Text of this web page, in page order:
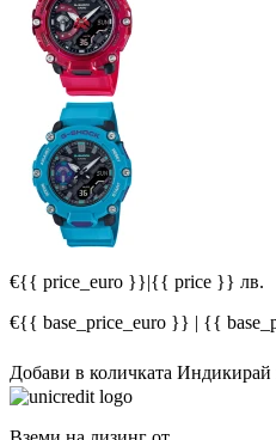
€{{ price_euro }}|{{ price }} лв.
€{{ base_price_euro }} | {{
Добави в количката Индикирай